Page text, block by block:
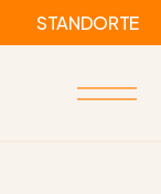
STANDORTE